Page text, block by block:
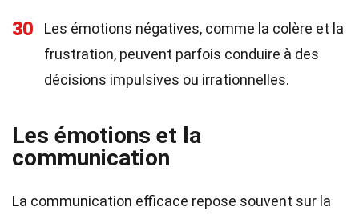
30
Les émotions négatives, comme la colère et la
frustration, peuvent parfois conduire à des
décisions impulsives ou irrationnelles.
Les émotions et la
communication
La communication efficace repose souvent sur la